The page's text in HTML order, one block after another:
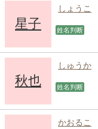
星子
しょうこ
姓名判断
秋也
しゅうか
姓名判断
かおるこ